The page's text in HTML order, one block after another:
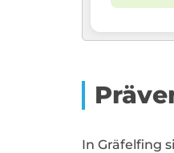
In Gräfelfing